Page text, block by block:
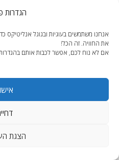
הגדרות
אנחנו משתמשים בעוגיות ובגוגל אנליטיקס
את החוויה. זה הכל!
אם לא נוח לכם, אפשר לכבות אותם
הצגת
: AccessPress Lite